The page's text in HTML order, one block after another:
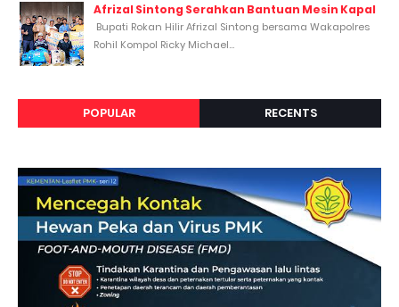
Afrizal Sintong Serahkan Bantuan Mesin Kapal
Bupati Rokan Hilir Afrizal Sintong bersama Wakapolres
Rohil Kompol Ricky Michael...
POPULAR RECENTS